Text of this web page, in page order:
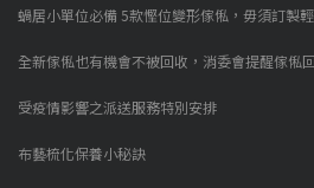
蝸居小單位必備 5款慳位變形傢俬，毋須訂製
全新傢俬也有機會不被回收，消委會提醒傢俬
受疫情影響之派送服務特別安排
布藝梳化保養小秘訣